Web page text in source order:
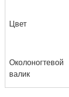
Цвет
Околоногтевой
валик